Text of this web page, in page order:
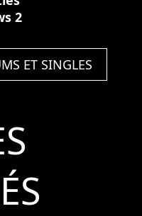
2
ET SINGLES